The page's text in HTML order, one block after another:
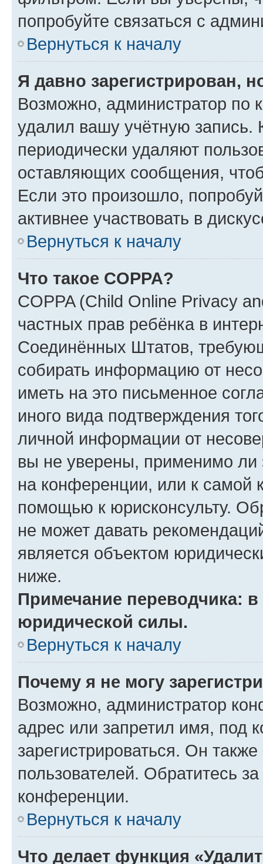
попробуйте связаться с
Вернуться к началу
Я давно зарегистрирован,
Возможно, администратор по
удалил вашу учётную запись.
периодически удаляют
оставляющих сообщения,
Если это произошло,
активнее участвовать в
Вернуться к началу
Что такое COPPA?
COPPA (Child Online Privacy
частных прав ребёнка в
Соединённых Штатов,
собирать информацию от
иметь на это письменное
иного вида подтверждения
личной информации от
вы не уверены, применимо ли
на конференции, или к самой
помощью к юрисконсульту.
не может давать
является объектом
ниже.
Примечание переводчика:
юридической силы.
Вернуться к началу
Почему я не могу
Возможно, администратор
адрес или запретил имя, под
зарегистрироваться. Он
пользователей. Обратитесь
конференции.
Вернуться к началу
Что делает функция